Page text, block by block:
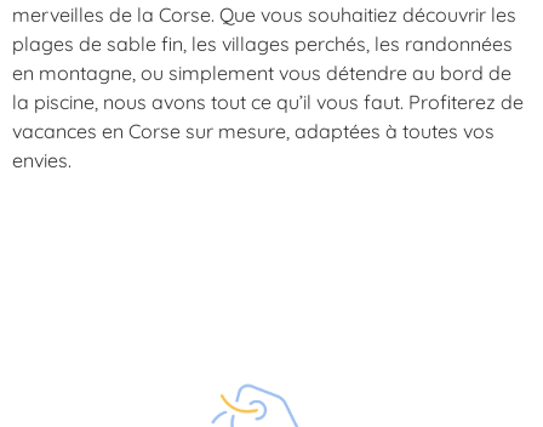
merveilles de la Corse. Que vous souhaitiez découvrir les
plages de sable fin, les villages perchés, les randonnées
en montagne, ou simplement vous détendre au bord de
la piscine, nous avons tout ce qu’il vous faut. Profiterez de
vacances en Corse sur mesure, adaptées à toutes vos
envies.